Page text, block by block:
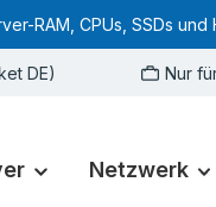
RAM, CPUs, SSDs
DE) Nur
Netzwerk